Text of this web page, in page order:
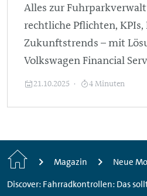
Alles zur
rechtliche Pflichten,
Zukunftstrends – mit
Volkswagen Financial
21.10.2025 4 Minuten
StartseiteMagazin
Neue
Discover: Fahrradkontrollen: Das